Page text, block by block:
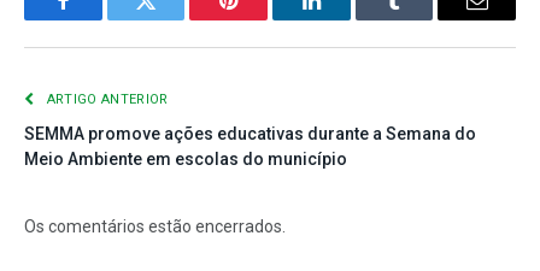
FacebookTwitter Pinterest LinkedInTumblr
E-
ARTIGO ANTERIOR
SEMMA promove ações educativas durante a Semana do
Meio Ambiente em escolas do município
Os comentários estão encerrados.